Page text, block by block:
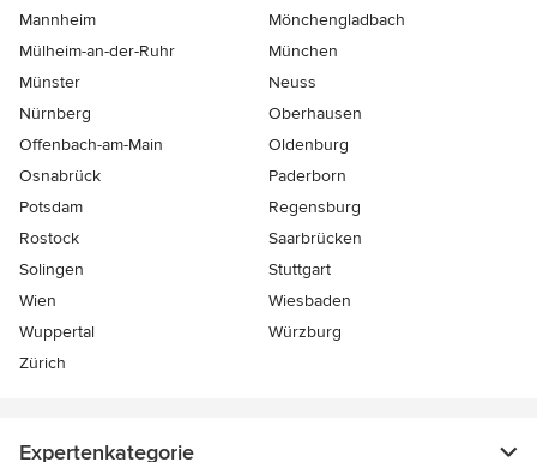
Mannheim
Mönchen­gladbach
Mülheim-an-der-Ruhr
München
Münster
Neuss
Nürnberg
Oberhausen
Offenbach-am-Main
Oldenburg
Osnabrück
Paderborn
Potsdam
Regensburg
Rostock
Saarbrücken
Solingen
Stuttgart
Wien
Wiesbaden
Wuppertal
Würzburg
Zürich
Expertenkategorie